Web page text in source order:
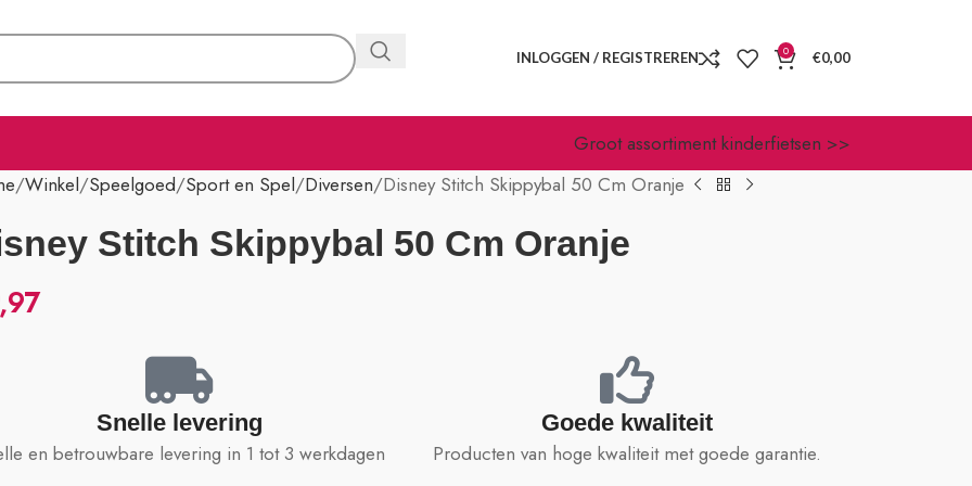
INLOGGEN / REGISTREREN 0 €0,00
Groot assortiment kinderfietsen >>
Winkel Speelgoed Sport en Spel Diversen Disney Stitch Skippybal 50 Cm Oranje
Stitch Skippybal 50 Cm Oranje
Snelle levering
en betrouwbare levering in 1 tot 3 werkdagen
Goede kwaliteit
Producten van hoge kwaliteit met goede garantie.